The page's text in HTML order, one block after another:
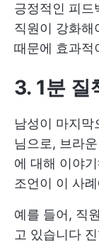
긍정적인 피드
직원이 강화해
때문에 효과적
3. 1분 질
남성이 마지막
님으로, 브라
에 대해 이야
조언이 이 사
예를 들어, 직
고 있습니다